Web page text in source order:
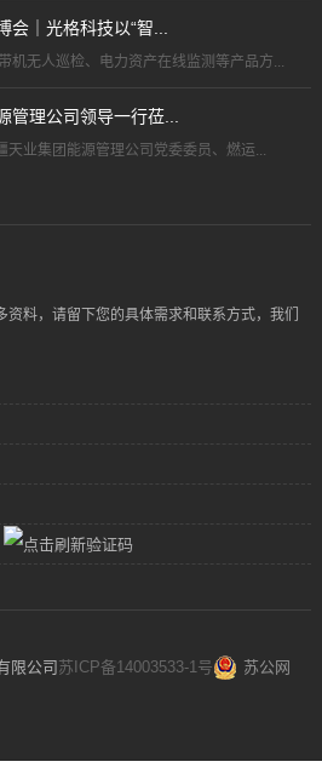
会｜光格科技以“智...
机无人巡检、电力资产在线监测等产品方...
管理公司领导一行莅...
天业集团能源管理公司党委委员、燃运...
料，请留下您的具体需求和联系方式，我们
限公司苏ICP备14003533-1号
苏公网